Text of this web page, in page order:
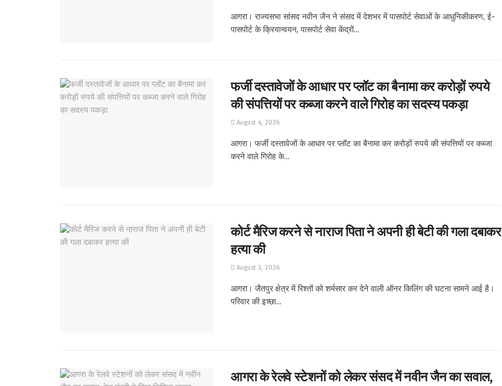
आगरा। राज्यसभा सांसद नवीन जैन ने संसद में देशभर में पासपोर्ट सेवाओं के आधुनिकीकरण, ई-
पासपोर्ट के क्रियान्वयन, पासपोर्ट सेवा केंद्रों...
फर्जी दस्तावेजों के आधार पर प्लॉट का बैनामा कर करोड़ों रुपये
की संपत्तियों पर कब्जा करने वाले गिरोह का सदस्य पकड़ा
August 4, 2026
आगरा। फर्जी दस्तावेजों के आधार पर प्लॉट का बैनामा कर करोड़ों रुपये की संपत्तियों पर कब्जा
करने वाले गिरोह के...
कोर्ट मैरिज करने से नाराज पिता ने अपनी ही बेटी की गला दबाकर
हत्या की
August 3, 2026
आगरा। जैतपुर क्षेत्र में रिश्तों को शर्मसार कर देने वाली ऑनर किलिंग की घटना सामने आई है।
परिवार की इच्छा...
आगरा के रेलवे स्टेशनों को लेकर संसद में नवीन जैन का सवाल,